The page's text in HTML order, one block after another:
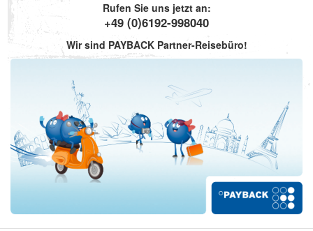
Rufen Sie uns jetzt an:
+49 (0)6192-998040
Wir sind PAYBACK Partner-Reisebüro!